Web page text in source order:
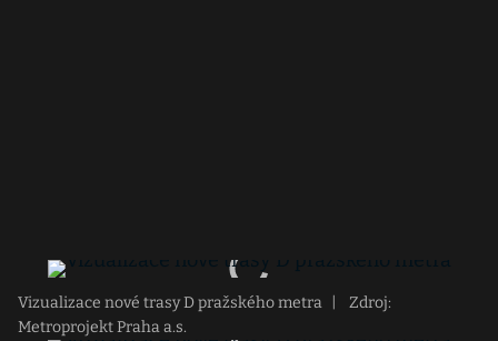
Vizualizace nové trasy D pražského metra
Zdroj:
Metroprojekt Praha a.s.